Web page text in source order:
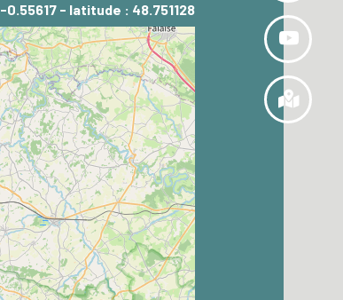
- latitude : 48.751128